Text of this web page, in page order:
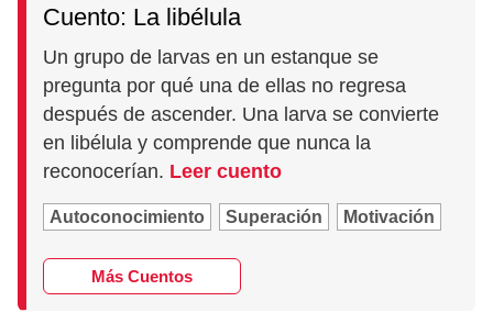
Cuento: La libélula
Un grupo de larvas en un estanque se
pregunta por qué una de ellas no regresa
después de ascender. Una larva se convierte
en libélula y comprende que nunca la
reconocerían. Leer cuento
Autoconocimiento Superación Motivación
Más Cuentos